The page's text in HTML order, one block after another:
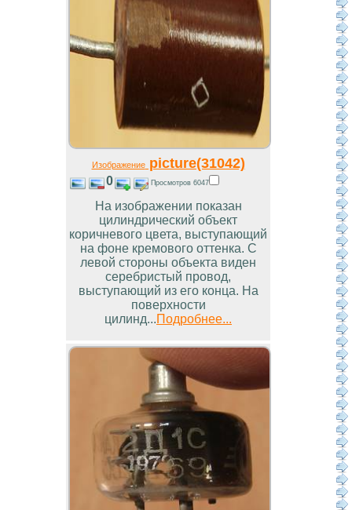
Изображениеpicture(31042)
0 Просмотров 6047
На изображении показан
цилиндрический объект
коричневого цвета, выступающий
на фоне кремового оттенка. С
левой стороны объекта виден
серебристый провод,
выступающий из его конца. На
поверхности
цилинд...Подробнее...